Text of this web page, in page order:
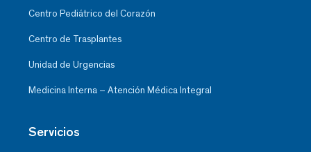
Centro Pediátrico del Corazón
Centro de Trasplantes
Unidad de Urgencias
Medicina Interna – Atención Médica Integral
Servicios